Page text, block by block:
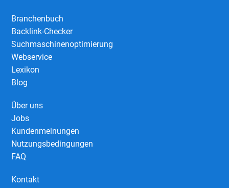
Branchenbuch
Backlink-Checker
Suchmaschinenoptimierung
Webservice
Lexikon
Blog
Über uns
Jobs
Kundenmeinungen
Nutzungsbedingungen
FAQ
Kontakt